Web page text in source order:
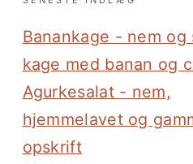
Banankage - nem og
kage med banan og
Agurkesalat - nem,
hjemmelavet og
opskrift